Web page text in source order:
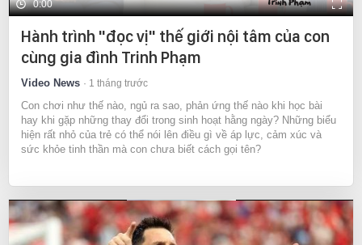
0:00
Hành trình "đọc vị" thế giới nội tâm của con
cùng gia đình Trinh Phạm
Video News 1 tháng trước
Con chơi như thế nào, ngủ ra sao, phản ứng thế nào khi học bài
hay khi gặp những thay đổi trong sinh hoạt hằng ngày? Những biểu
hiện rất nhỏ của trẻ có thể nói lên điều gì về áp lực, cảm xúc và
sức khỏe tinh thần mà con chưa biết cách gọi tên?